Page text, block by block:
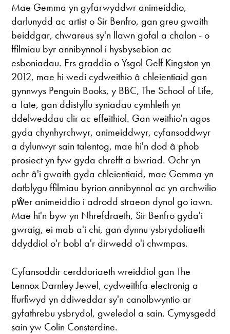
Mae Gemma yn gyfarwyddwr animeiddio,
darlunydd ac artist o Sir Benfro, gan greu gwaith
beiddgar, chwareus sy'n llawn gofal a chalon - o
ffilmiau byr annibynnol i hysbysebion ac
esboniadau. Ers graddio o Ysgol Gelf Kingston yn
2012, mae hi wedi cydweithio â chleientiaid gan
gynnwys Penguin Books, y BBC, The School of Life,
a Tate, gan ddistyllu syniadau cymhleth yn
ddelweddau clir ac effeithiol. Gan weithio'n agos
gyda chynhyrchwyr, animeiddwyr, cyfansoddwyr
a dylunwyr sain talentog, mae hi'n dod â phob
prosiect yn fyw gyda chrefft a bwriad. Ochr yn
ochr â'i gwaith gyda chleientiaid, mae Gemma yn
datblygu ffilmiau byrion annibynnol ac yn archwilio
pŵer animeiddio i adrodd straeon dynol go iawn.
Mae hi'n byw yn Nhrefdraeth, Sir Benfro gyda'i
gwraig, ei mab a'i chi, gan dynnu ysbrydoliaeth
ddyddiol o'r bobl a'r dirwedd o'i chwmpas.
Cyfansoddir cerddoriaeth wreiddiol gan The
Lennox Darnley Jewel, cydweithfa electronig a
ffurfiwyd yn ddiweddar sy'n canolbwyntio ar
gyfathrebu ysbrydol, gweledol a sain. Cymysgedd
sain yw Colin Consterdine.